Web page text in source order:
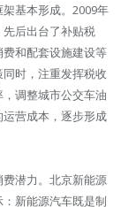
基本形成。2009年
后出台了补贴税
和配套设施建设等
时，注重发挥税收
调整城市公交车油
营成本，逐步形成
潜力。北京新能源
新能源汽车既是制